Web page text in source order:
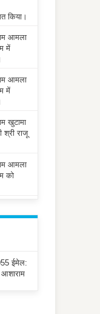
किया।
आमला
में
आमला
में
खुटामा
श्री राजू
आमला
को
ईमेल: